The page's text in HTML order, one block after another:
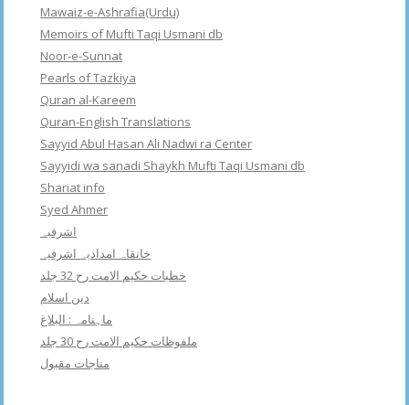
Mawaiz-e-Ashrafia(Urdu)
Memoirs of Mufti Taqi Usmani db
Noor-e-Sunnat
Pearls of Tazkiya
Quran al-Kareem
Quran-English Translations
Sayyid Abul Hasan Ali Nadwi ra Center
Sayyidi wa sanadi Shaykh Mufti Taqi Usmani db
Shariat info
Syed Ahmer
اشرفبہ
خانقاہ امدادیہ اشرفیہ
خطبات حکیم الامت رح 32 جلد
دین اسلام
ماہنامہ : البلاغ
ملفوظات حکیم الامت رح 30 جلد
مناجات مقبول